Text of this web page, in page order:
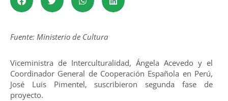
Fuente: Ministerio de Cultura
Viceministra de Interculturalidad, Ángela Acevedo y el
Coordinador General de Cooperación Española en Perú,
José Luis Pimentel, suscribieron segunda fase de
proyecto.